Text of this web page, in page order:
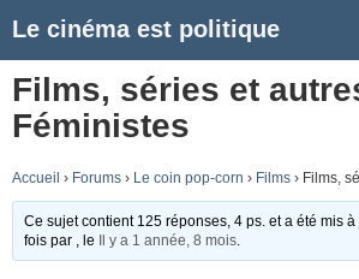
Le cinéma est politique
Films, séries et
Féministes
Accueil › Forums › Le coin pop-corn › Films › Films,
Ce sujet contient 125 réponses, 4 ps. et a été mis
fois par
, le Il y a 1 année, 8 mois